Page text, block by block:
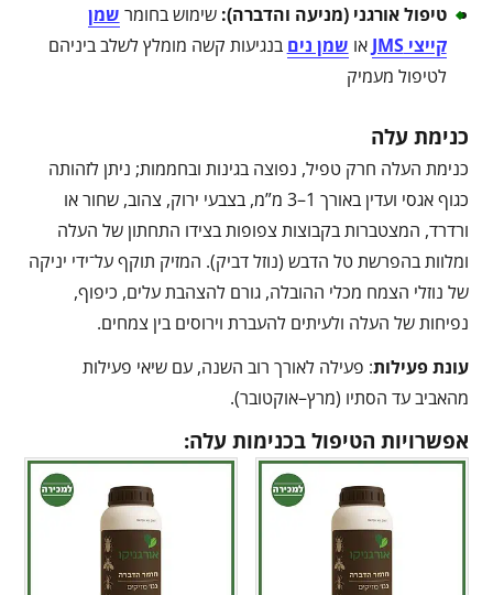
טיפול אורגני (מניעה והדברה): שימוש בחומר שמן
קייצי JMS
או שמן נים בנגיעות קשה מומלץ לשלב ביניהם
לטיפול מעמיק
כנימת עלה
כנימת העלה חרק טפיל, נפוצה בגינות ובחממות; ניתן לזהותה
כגוף אגסי ועדין באורך 1–3 מ”מ, בצבעי ירוק, צהוב, שחור או
ורדרד, המצטברות בקבוצות צפופות בצידו התחתון של העלה
ומלוות בהפרשת טל הדבש (נוזל דביק). המזיק תוקף על־ידי יניקה
של נוזלי הצמח מכלי ההובלה, גורם להצהבת עלים, כיפוף,
נפיחות של העלה ולעיתים להעברת וירוסים בין צמחים.
עונת פעילות: פעילה לאורך רוב השנה, עם שיאי פעילות
מהאביב עד הסתיו (מרץ–אוקטובר).
אפשרויות הטיפול בכנימות עלה: